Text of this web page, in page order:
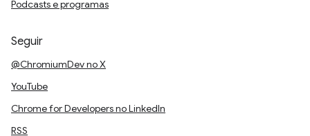
Podcasts e programas
Seguir
@ChromiumDev no X
YouTube
Chrome for Developers no LinkedIn
RSS